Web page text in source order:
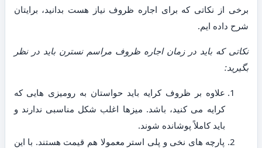
برخی از نکاتی که برای اجاره ظروف نیاز هست بدانید، برایتان
شرح داده ایم.
نکاتی که باید در زمان اجاره ظروف مراسم نسترن باید در نظر
بگیرید:
علاوه بر ظروف کرایه باید حواستان به رومیزی هایی که
کرایه می کنید، باشد. میزها اغلب شکل مناسبی ندارند و
باید کاملاً پوشانده شوند.
پارچه های نخی و پلی استر معمولا هم قیمت هستند. با این